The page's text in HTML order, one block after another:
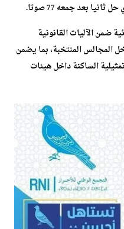
بعد جمعه 77 صوتا.
ضمن الآليات القانونية
المجالس المنتخبة، بما يضمن
الساكنة داخل هيئات